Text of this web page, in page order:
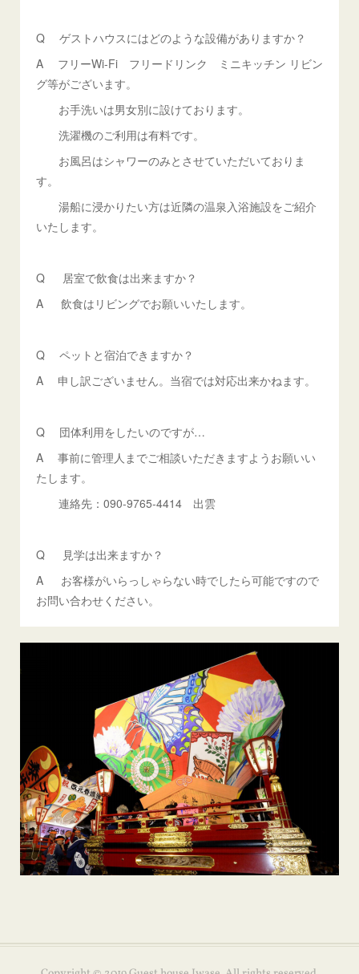
Q ゲストハウスにはどのような設備がありますか？
A フリーWi-Fi フリードリンク ミニキッチン リビン
グ等がございます。
お手洗いは男女別に設けております。
洗濯機のご利用は有料です。
お風呂はシャワーのみとさせていただいておりま
す。
湯船に浸かりたい方は近隣の温泉入浴施設をご紹介
いたします。
Q 居室で飲食は出来ますか？
A 飲食はリビングでお願いいたします。
Q ペットと宿泊できますか？
A 申し訳ございません。当宿では対応出来かねます。
Q 団体利用をしたいのですが…
A 事前に管理人までご相談いただきますようお願いい
たします。
連絡先：090-9765-4414 出雲
Q 見学は出来ますか？
A お客様がいらっしゃらない時でしたら可能ですので
お問い合わせください。